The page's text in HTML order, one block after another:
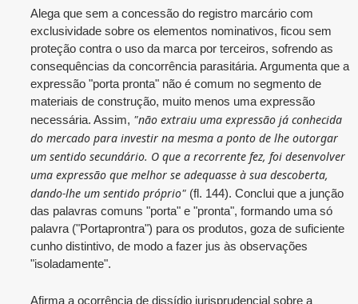
Alega que sem a concessão do registro marcário com
exclusividade sobre os elementos nominativos, ficou sem
proteção contra o uso da marca por terceiros, sofrendo as
consequências da concorrência parasitária. Argumenta que a
expressão "porta pronta" não é comum no segmento de
materiais de construção, muito menos uma expressão
necessária. Assim, "não extraiu uma expressão já conhecida
do mercado para investir na mesma a ponto de lhe outorgar
um sentido secundário. O que a recorrente fez, foi desenvolver
uma expressão que melhor se adequasse à sua descoberta,
dando-lhe um sentido próprio" (fl. 144). Conclui que a junção
das palavras comuns "porta" e "pronta", formando uma só
palavra ("Portaprontra") para os produtos, goza de suficiente
cunho distintivo, de modo a fazer jus às observações
"isoladamente".
Afirma a ocorrência de dissídio jurisprudencial sobre a